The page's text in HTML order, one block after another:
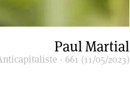
Paul Martial
- 661 (11/05/2023)